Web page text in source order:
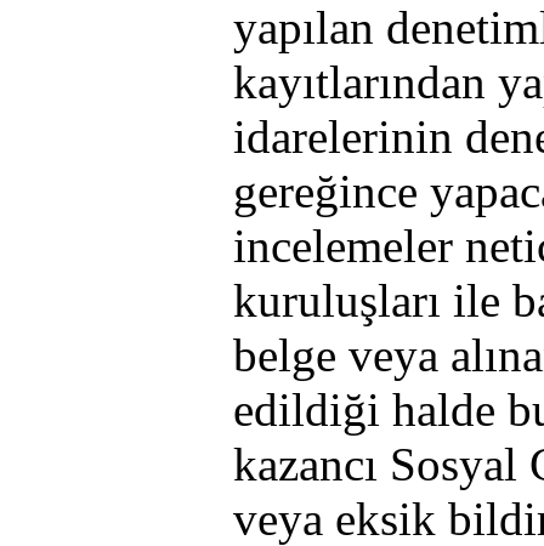
yapılan
kayıtlarından
idarelerinin
gereğince
incelemeler
kuruluşları ile
belge veya
edildiği halde
kazancı
veya eksik